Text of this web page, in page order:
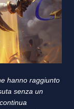
hanno raggiunto
senza un